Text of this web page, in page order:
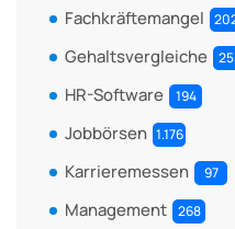
Fachkräftemangel
Gehaltsvergleiche
HR-Software 194
Jobbörsen 1.176
Karrieremessen 97
Management 268